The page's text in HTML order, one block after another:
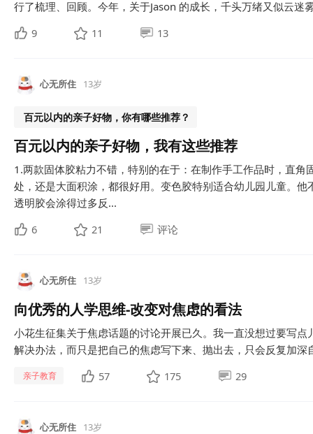
行了梳理、回顾。今年，关于Jason 的成长，千头万绪又似云迷
9
11 13
心无所住 13岁
百元以内的亲子好物，你有哪些推荐？
百元以内的亲子好物，我有这些推荐
1.两款固体胶粘力不错，特别的在于：在制作手工作品时，直角
处，还是大面积涂，都很好用。变色胶特别适合幼儿园儿童。
透明胶会涂得过多反...
6
21 评论
心无所住 13岁
向优秀的人学思维-改变对焦虑的看法
小花生征集关于焦虑话题的讨论开展已久。我一直没想过要写
解决办法，而只是把自己的焦虑写下来、抛出去，只会反复加
亲子教育 57 175 29
心无所住 13岁